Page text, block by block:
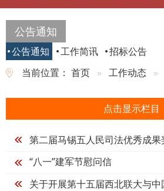
公告通知
公告通知 工作简讯
招标公告
当前位置： 首页 工作动态
点击显示栏目
“八一”建军节慰问信